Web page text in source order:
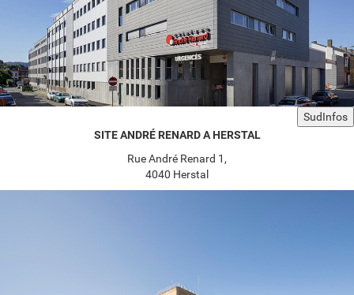
SudInfos
SITE ANDRÉ RENARD A HERSTAL
Rue André Renard 1,
4040 Herstal